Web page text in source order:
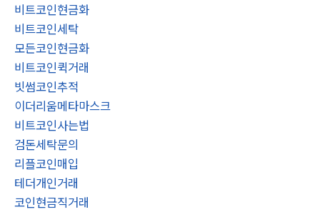
비트코인현금화
비트코인세탁
모든코인현금화
비트코인퀵거래
빗썸코인추적
이더리움메타마스크
비트코인사는법
검돈세탁문의
리플코인매입
테더개인거래
코인현금직거래